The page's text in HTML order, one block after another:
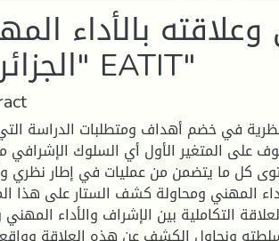
بالأداء
الجزائرية للأنسجة الصناعية والتقنية" EATIT"
في خضم أهداف ومتطلبات الدراسة
على المتغير الأول أي السلوك الإشرافي
كل ما يتضمن من عمليات في إطار نظري
المهني ومحاولة كشف الستار على هذا
التكاملية بين الإشراف والأداء